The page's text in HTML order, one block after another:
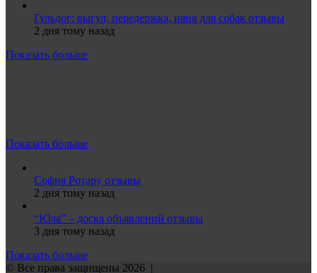
Гульдог: выгул, передержка, няня для собак отзывы
2 дня тому назад
Показать больше
Показать больше
София Ротару отзывы
2 дня тому назад
“Юла” – доска объявлений отзывы
3 дня тому назад
Показать больше
© Все права защищены 2026 |